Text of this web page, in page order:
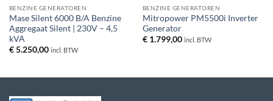
BENZINE GENERATOREN
Mase Silent 6000 B/A Benzine
Aggregaat Silent | 230V – 4,5
kVA
€5.250,00 incl. BTW
BENZINE GENERATOREN
Mitropower PM5500i Inverter
Generator
€1.799,00 incl. BTW